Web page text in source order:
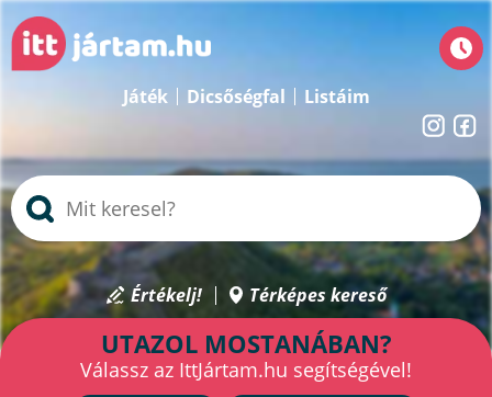
Játék Dicsőségfal Listáim
Értékelj! Térképes kereső
UTAZOL MOSTANÁBAN?
Válassz az IttJártam.hu segítségével!